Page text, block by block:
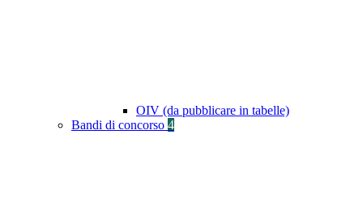
OIV (da pubblicare in tabelle)
Bandi di concorso 4